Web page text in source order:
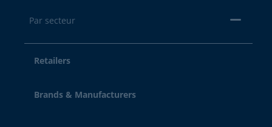
Par secteur
Retailers
Brands & Manufacturers